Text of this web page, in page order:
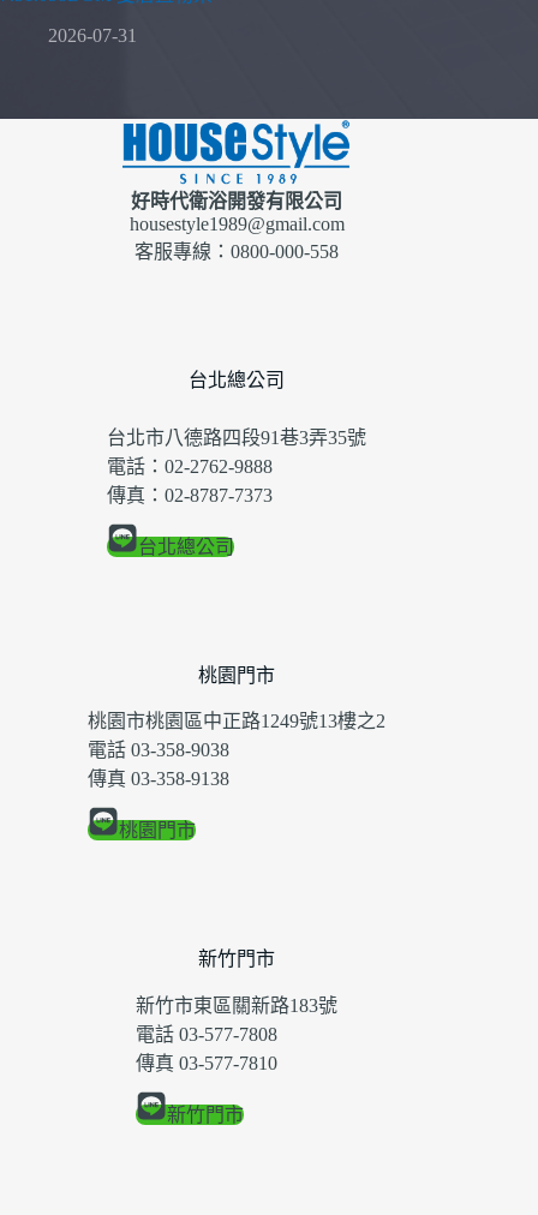
2026-07-31
好時代衛浴開發有限公司
housestyle1989@gmail.com
客服專線：0800-000-558
台北總公司
台北市八德路四段91巷3弄35號
電話：02-2762-9888
傳真：02-8787-7373
台北總公司
桃園門市
桃園市桃園區中正路1249號13樓之2
電話 03-358-9038
傳真 03-358-9138
桃園門市
新竹門市
新竹市東區關新路183號
電話 03-577-7808
傳真 03-577-7810
新竹門市